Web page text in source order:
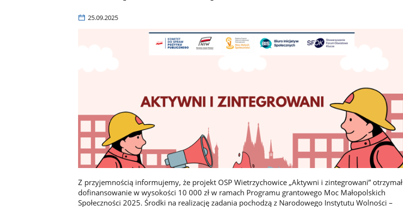
25.09.2025
Z przyjemnością informujemy, że projekt OSP Wietrzychowice „Aktywni i zintegrowani” otrzymał
dofinansowanie w wysokości 10 000 zł w ramach Programu grantowego Moc Małopolskich
Społeczności 2025. Środki na realizację zadania pochodzą z Narodowego Instytutu Wolności –